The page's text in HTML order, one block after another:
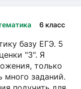
6 класс
базу ЕГЭ. 5
"3". Я
только
много заданий.